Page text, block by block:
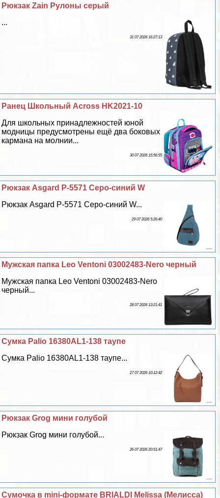
Рюкзак Zain Рулоны серый
...
31 07 2026 16:27:13
Ранец Школьный Across HK2021-10
Для школьных принадлежностей юной
модницы предусмотрены ещё два боковых
кармана на молнии...
30 07 2026 15:56:55
Рюкзак Asgard Р-5571 Серо-синий W
Рюкзак Asgard Р-5571 Серо-синий W...
29 07 2026 5:26:40
Мужская папка Leo Ventoni 03002483-Nero черный
Мужская папка Leo Ventoni 03002483-Nero
черный...
28 07 2026 13:21:41
Сумка Palio 16380AL1-138 таупе
Сумка Palio 16380AL1-138 таупе...
27 07 2026 10:12:42
Рюкзак Grog мини гoлyбой
Рюкзак Grog мини гoлyбой...
26 07 2026 20:51:47
Сумочка в mini-формате BRIALDI Melissa (Мелисса)